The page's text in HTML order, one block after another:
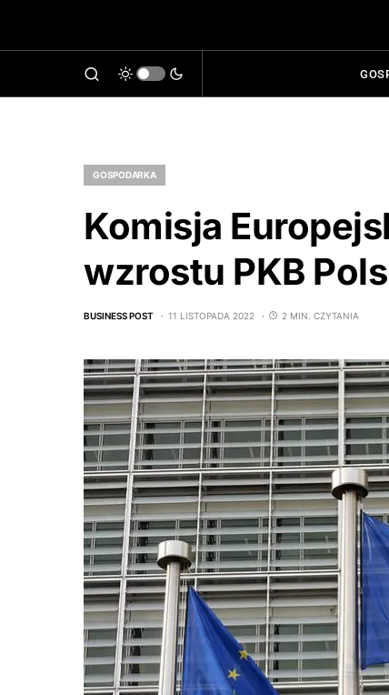
GOSPODARKA
Komisja
wzrostu PKB
BUSINESS POST 11 LISTOPADA 2022 2 MIN. CZYTANIA